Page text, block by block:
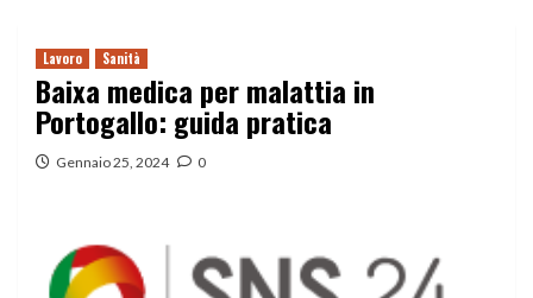
Lavoro Sanità
Baixa medica per malattia in
Portogallo: guida pratica
Gennaio 25, 2024 0